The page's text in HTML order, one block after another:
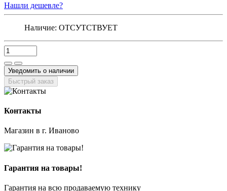
Нашли дешевле?
Наличие: ОТСУТСТВУЕТ
Уведомить о наличии
Быстрый заказ
Контакты
Магазин в г. Иваново
Гарантия на товары!
Гарантия на всю продаваемую технику